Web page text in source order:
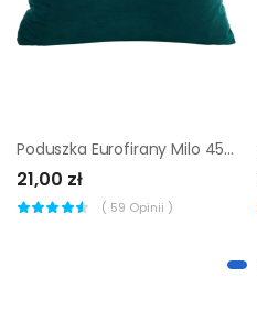
Poduszka Eurofirany Milo 45 x 45 cm ciemnoturkusowa
21,00 zł
( 59 Opinii )